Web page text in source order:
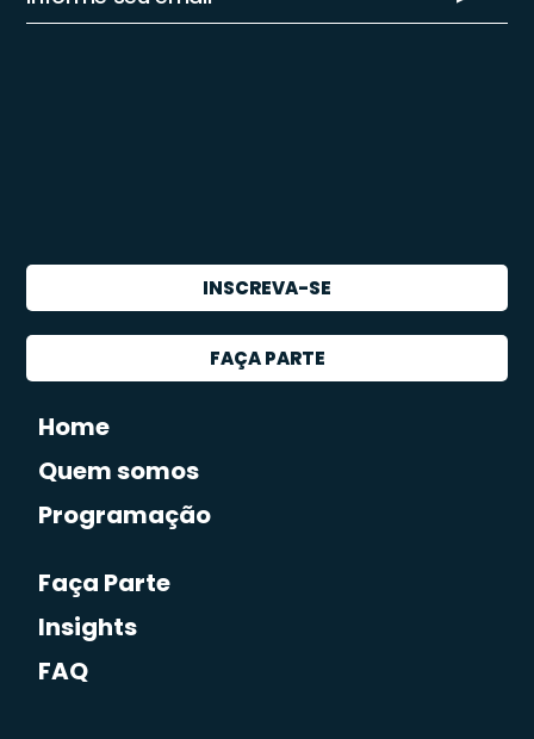
INSCREVA-SE
FAÇA PARTE
Home
Quem somos
Programação
Faça Parte
Insights
FAQ